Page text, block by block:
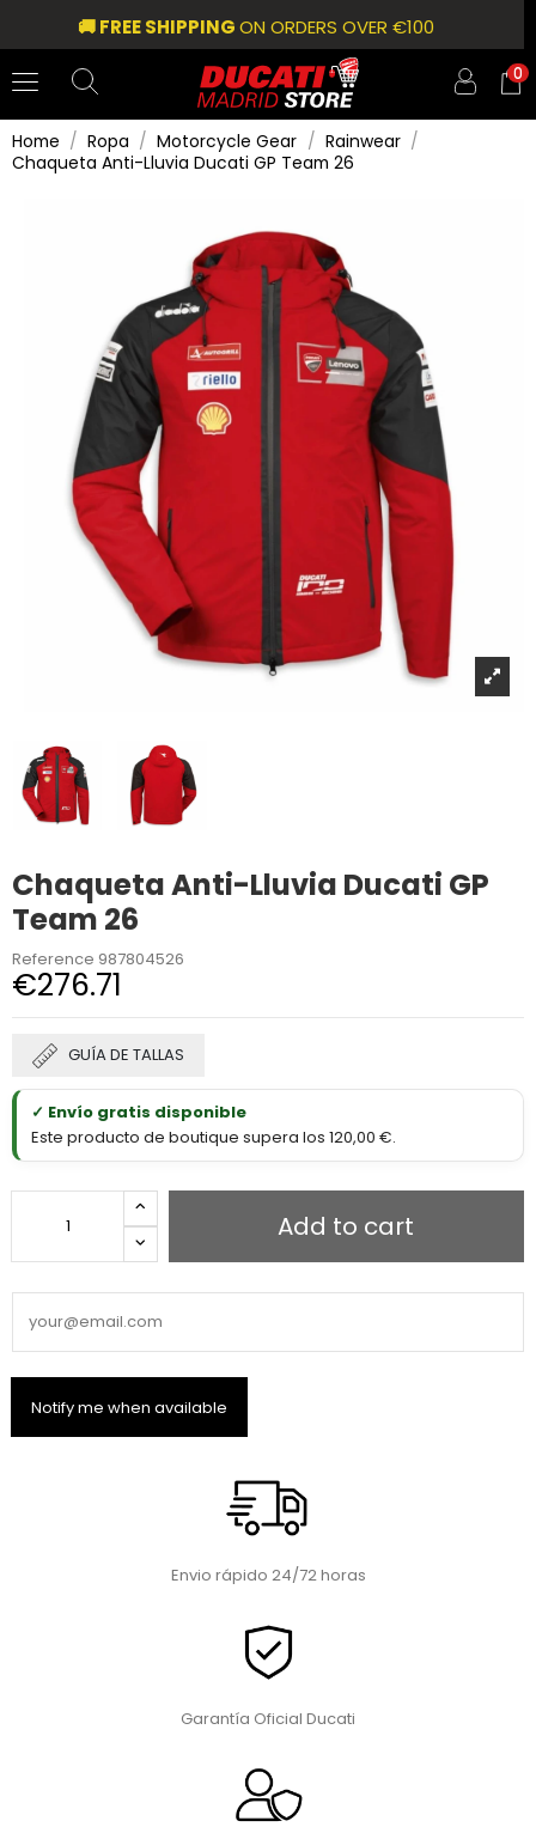
🚚 FREE SHIPPINGON ORDERS OVER €100
0
Home Ropa Motorcycle Gear
Rainwear
Chaqueta Anti-Lluvia Ducati GP Team 26
Chaqueta Anti-Lluvia Ducati GP
Team 26
Reference 987804526
€276.71
GUÍA DE TALLAS
✓ Envío gratis disponible
Este producto de boutique supera los 120,00 €.
Add to cart
Envio rápido 24/72 horas
Garantía Oficial Ducati